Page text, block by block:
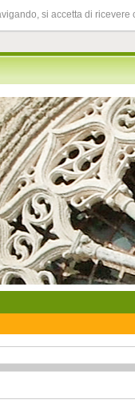
si accetta di